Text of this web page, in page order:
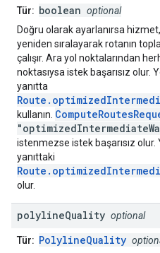
Tür: boolean optional
Doğru olarak ayarlanırsa
yeniden sıralayarak rotanın
çalışır. Ara yol noktalarından
noktasıysa istek başarısız olur.
yanıtta
kullanın.
istenmezse istek başarısız olur.
yanıttaki
olur.
polylineQuality optional
Tür: PolylineQuality